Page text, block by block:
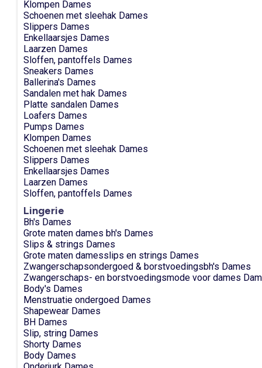
Klompen Dames
Schoenen met sleehak Dames
Slippers Dames
Enkellaarsjes Dames
Laarzen Dames
Sloffen, pantoffels Dames
Sneakers Dames
Ballerina's Dames
Sandalen met hak Dames
Platte sandalen Dames
Loafers Dames
Pumps Dames
Klompen Dames
Schoenen met sleehak Dames
Slippers Dames
Enkellaarsjes Dames
Laarzen Dames
Sloffen, pantoffels Dames
Lingerie
Bh's Dames
Grote maten dames bh's Dames
Slips & strings Dames
Grote maten damesslips en strings Dames
Zwangerschapsondergoed & borstvoedingsbh's Dames
Zwangerschaps- en borstvoedingsmode voor dames
Body's Dames
Menstruatie ondergoed Dames
Shapewear Dames
BH Dames
Slip, string Dames
Shorty Dames
Body Dames